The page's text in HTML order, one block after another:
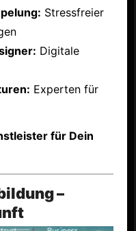
Stressfreier
Digitale
Experten für
für Dein
–